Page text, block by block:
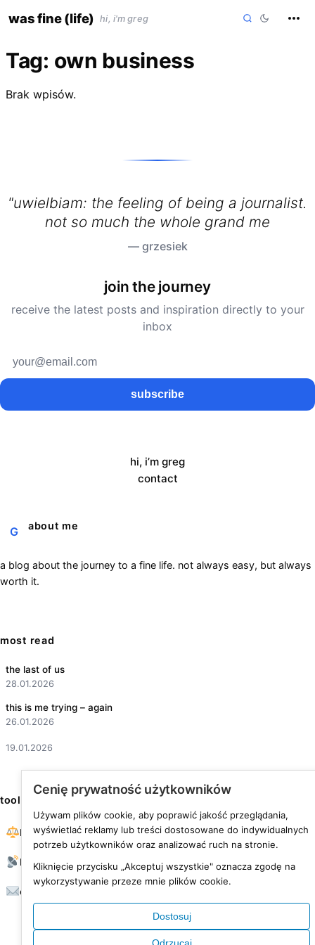
towas fine (life) hi, i'm greg
Tag: own business
Brak wpisów.
"uwielbiam: the feeling of being a journalist.
not so much the whole grand medi
— grzesiek
join the journey
receive the latest posts and inspiration directly to your
inbox
subscribe
hi, i’m greg
contact
G about me
a blog about the journey to a fine life. not always easy, but always
worth it.
most read
the last of us
28.01.2026
this is me trying – again
26.01.2026
19.01.2026
tools
BMI calculator
RSS feed
contact
Cenię prywatność użytkowników
Używam plików cookie, aby poprawić jakość przeglądania,
wyświetlać reklamy lub treści dostosowane do indywidualnych
potrzeb użytkowników oraz analizować ruch na stronie.
Kliknięcie przycisku „Akceptuj wszystkie" oznacza zgodę na
wykorzystywanie przeze mnie plików cookie.
Dostosuj